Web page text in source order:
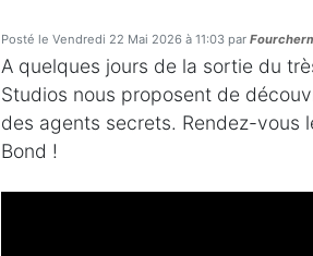
Posté le Vendredi 22 Mai 2026 à 11:03 par
A quelques jours de la sortie du
Studios nous proposent de
des agents secrets. Rendez-vous
Bond !